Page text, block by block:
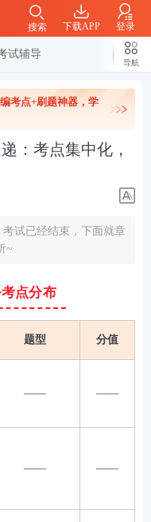
下载APP 登录
搜索
试辅导
导航
考点+刷题神器，学
：考点集中化，
试已经结束，下面就章
~
点分布
题型 分值
—— ——
—— ——